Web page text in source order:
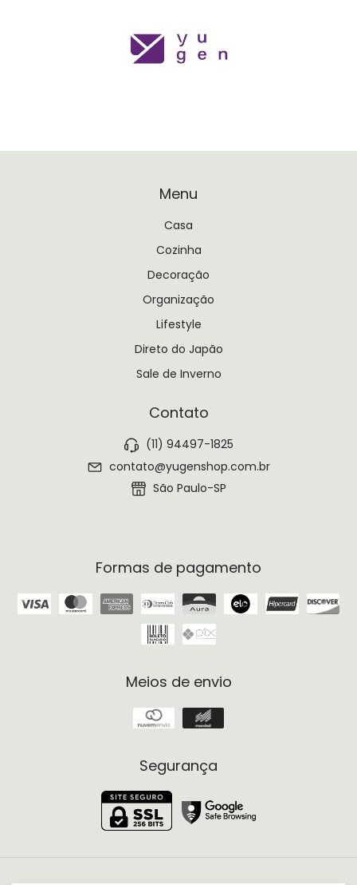
Menu
Casa
Cozinha
Decoração
Organização
Lifestyle
Direto do Japão
Sale de Inverno
Contato
(11) 94497-1825
contato@yugenshop.com.br
São Paulo-SP
Formas de pagamento
Meios de envio
Segurança